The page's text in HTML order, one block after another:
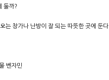
둘까?
는 창가나 난방이 잘 되는 따뜻한 곳에 둔다.
벤자민